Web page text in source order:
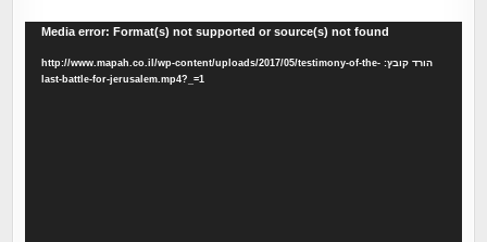
וידאו
Media error: Format(s) not supported or source(s) not found
הורד קובץ: http://www.mapah.co.il/wp-content/uploads/2017/05/testimony-of-the-
last-battle-for-jerusalem.mp4?_=1